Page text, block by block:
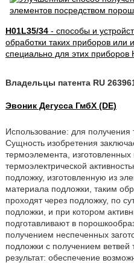
H01L35/34- способы и
обработки таких приборов или
специально для этих приборов
Владельцы патента RU
Эвоник Дегусса ГмбХ (DE)
Использование: для получения
Сущность изобретения
термоэлемента, изготовленных
термоэлектрической
подложку, изготовленную из
материала подложки, таким
проходят через подложку, по
подложки, и при котором
подготавливают в
получением неспеченных
подложки с получением ветвей
результат: обеспечение